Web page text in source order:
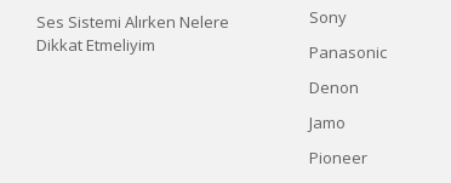
Ses Sistemi Alırken Nelere
Dikkat Etmeliyim
Sony
Panasonic
Denon
Jamo
Pioneer